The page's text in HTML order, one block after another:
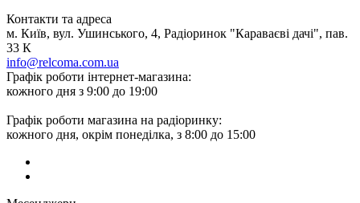
Контакти та адреса
м. Київ, вул. Ушинського, 4, Радіоринок "Караваєві дачі", пав.
33 К
info@relcoma.com.ua
Графік роботи інтернет-магазина:
кожного дня з 9:00 до 19:00
Графік роботи магазина на радіоринку:
кожного дня, окрім понеділка, з 8:00 до 15:00